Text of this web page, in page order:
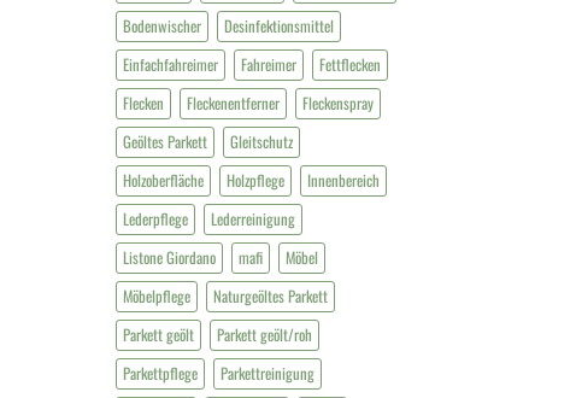
Bodenwischer
Desinfektionsmittel
Einfachfahreimer
Fahreimer
Fettflecken
Flecken
Fleckenentferner
Fleckenspray
Geöltes Parkett
Gleitschutz
Holzoberfläche
Holzpflege
Innenbereich
Lederpflege
Lederreinigung
Listone Giordano
mafi
Möbel
Möbelpflege
Naturgeöltes Parkett
Parkett geölt
Parkett geölt/roh
Parkettpflege
Parkettreinigung